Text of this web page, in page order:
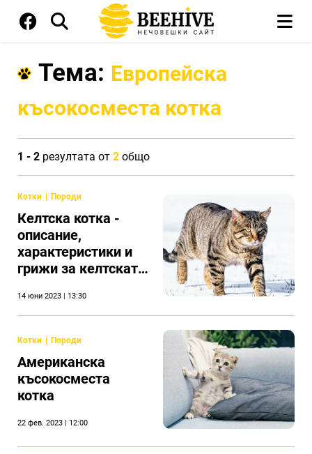
Тема: Европейска
късокосместа котка
1 - 2 резултата от 2 общо
Котки Породи
Келтска котка -
описание,
характеристики и
грижи за келтската
14 юни 2023 | 13:30
Котки Породи
Американска
късокосместа
котка
22 фев. 2023 | 12:00